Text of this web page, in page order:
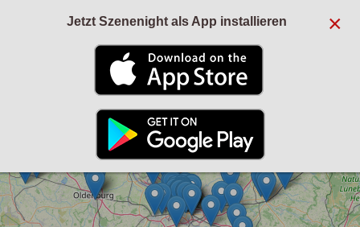
×
Jetzt Szenenight als App installieren